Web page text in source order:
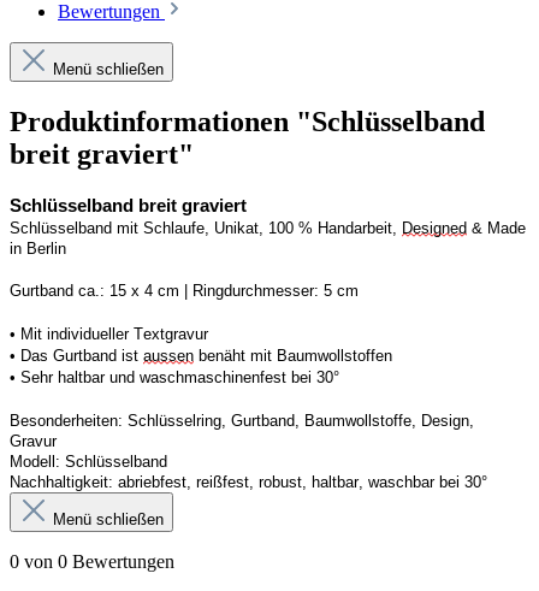
Bewertungen
Menü schließen
Produktinformationen "Schlüsselband
breit graviert"
Schlüsselband breit graviert
Schlüsselband mit Schlaufe, Unikat, 100 % Handarbeit, Designed & Made
in Berlin
Gurtband ca.: 15 x 4 cm | Ringdurchmesser: 5 cm
• Mit individueller Textgravur
• Das Gurtband ist aussen benäht mit Baumwollstoffen
• Sehr haltbar und waschmaschinenfest bei 30°
Besonderheiten: Schlüsselring, Gurtband, Baumwollstoffe, Design,
Gravur
Modell: Schlüsselband
Nachhaltigkeit: abriebfest, reißfest, robust, haltbar, waschbar bei 30°
Menü schließen
0 von 0 Bewertungen